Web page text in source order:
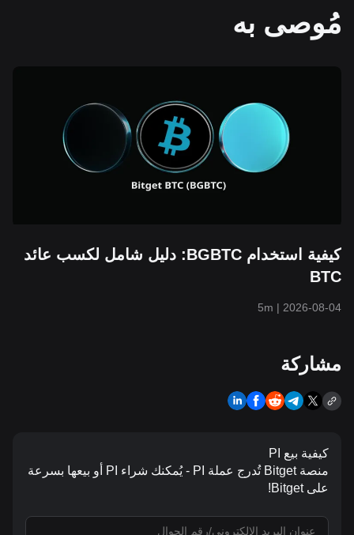
مُوصى به
كيفية استخدام BGBTC: دليل شامل لكسب عائد
BTC
2026-08-04
|
5m
مشاركة
كيفية بيع PI
منصة Bitget تُدرج عملة PI - يُمكنك شراء PI أو بيعها بسرعة
على Bitget!